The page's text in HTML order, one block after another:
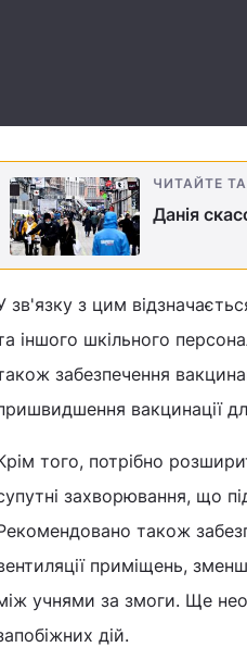
ЧИТАЙТЕ
Данія
зв'язку з цим
іншого шкільного
забезпечення
вакцинації
того, потрібно
захворювання, що
також
приміщень,
учнями за змоги. Ще
дій.